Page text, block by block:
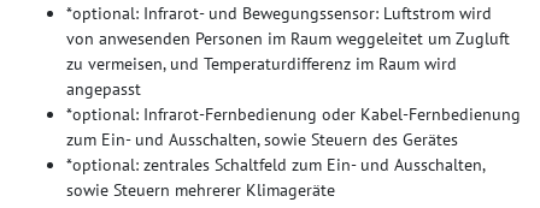
*optional: Infrarot- und Bewegungssensor: Luftstrom wird
von anwesenden Personen im Raum weggeleitet um Zugluft
zu vermeisen, und Temperaturdifferenz im Raum wird
angepasst
*optional: Infrarot-Fernbedienung oder Kabel-Fernbedienung
zum Ein- und Ausschalten, sowie Steuern des Gerätes
*optional: zentrales Schaltfeld zum Ein- und Ausschalten,
sowie Steuern mehrerer Klimageräte